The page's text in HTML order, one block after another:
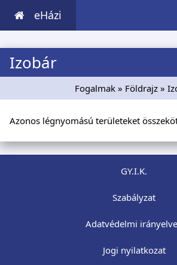
eHázi
Izobár
Fogalmak » Földrajz »
Azonos légnyomású területeket
GY.I.K.
Szabályzat
Adatvédelmi
Jogi nyilatkozat